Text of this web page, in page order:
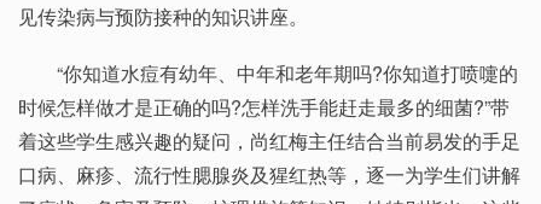
见传染病与预防接种的知识讲座。
“你知道水痘有幼年、中年和老年期吗?你知道打喷嚏的
时候怎样做才是正确的吗?怎样洗手能赶走最多的细菌?”带
着这些学生感兴趣的疑问，尚红梅主任结合当前易发的手足
口病、麻疹、流行性腮腺炎及猩红热等，逐一为学生们讲解